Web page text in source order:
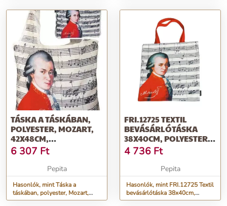
TÁSKA A TÁSKÁBAN,
POLYESTER, MOZART,
42X48CM,
ÖSSZEHAJTVA: 16X13CM
6 307 Ft
Pepita
Hasonlók, mint Táska a
táskában, polyester, Mozart,
42x48cm, összehajtva:
FRI.12725 TEXTIL
BEVÁSÁRLÓTÁSKA
38X40CM, POLYESTER,
MOZART
4 736 Ft
Pepita
Hasonlók, mint FRI.12725 Textil
bevásárlótáska 38x40cm,
polyester, Mozart